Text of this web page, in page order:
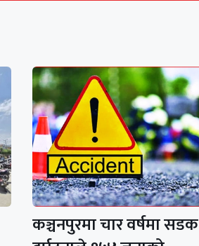
कञ्चनपुरमा चार वर्षमा सडक